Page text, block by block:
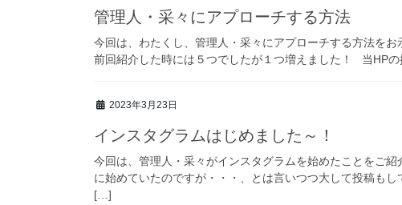
管理人・采々にアプローチする方法
今回は、わたくし、管理人・采々にアプローチする方法を
前回紹介した時には５つでしたが１つ増えました！ 当HP
2023年3月23日
インスタグラムはじめました～！
今回は、管理人・采々がインスタグラムを始めたことをご
に始めていたのですが・・・、とは言いつつ大して投稿も
[…]